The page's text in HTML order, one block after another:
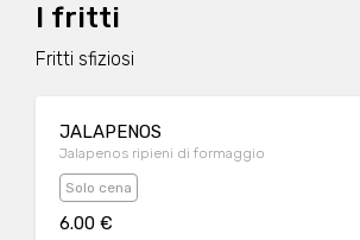
I fritti
Fritti sfiziosi
JALAPENOS
Jalapenos ripieni di formaggio
Solo cena
6.00 €